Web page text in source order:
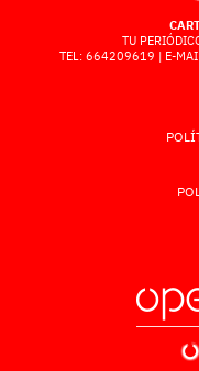
TU
TEL: 664209619 | E-